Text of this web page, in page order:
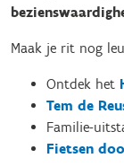
Maak je rit nog
Ontdek het
Tem de
Familie-
Fietsen